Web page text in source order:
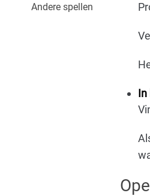
Andere spellen
In